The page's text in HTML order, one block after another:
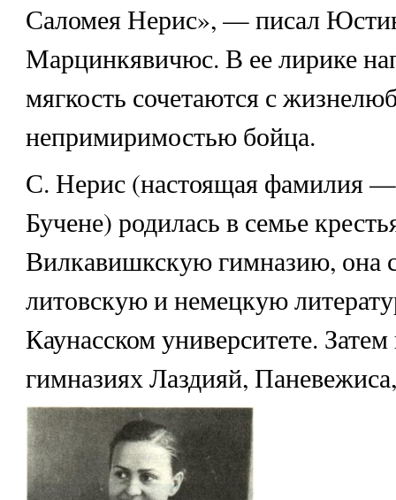
Саломея Нерис», — писал
Марцинкявичюс. В ее лирике
мягкость сочетаются с
непримиримостью бойца.
С. Нерис (настоящая фамилия —
Бучене) родилась в семье
Вилкавишкскую гимназию, она
литовскую и немецкую
Каунасском университете.
гимназиях Лаздияй,